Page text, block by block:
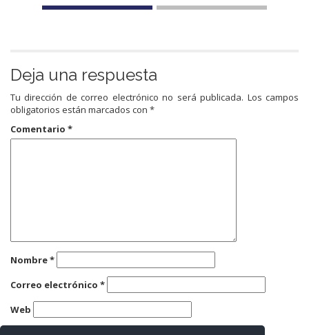
Deja una respuesta
Tu dirección de correo electrónico no será publicada. Los campos
obligatorios están marcados con *
Comentario *
Nombre*
Correo electrónico *
Web